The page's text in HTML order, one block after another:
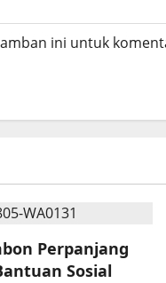
ini untuk
Perpanjang
Sosial